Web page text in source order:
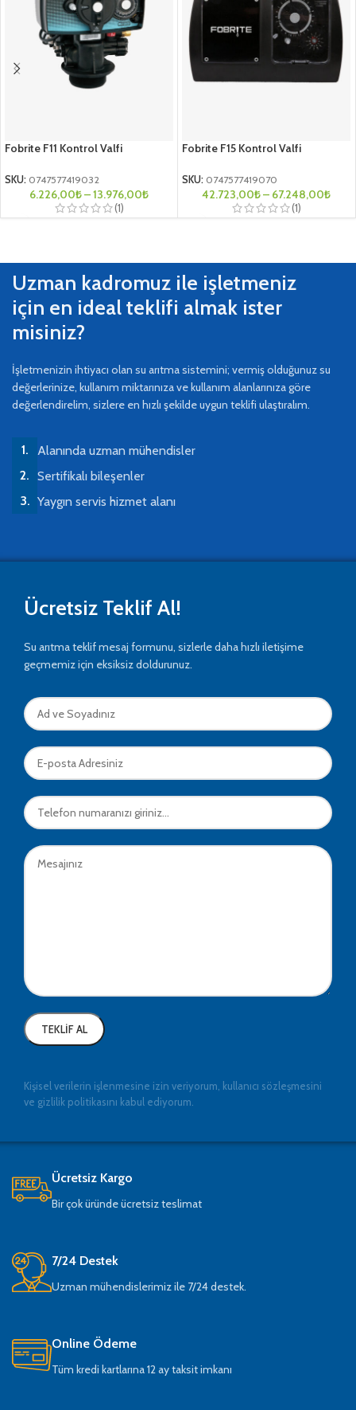
Fobrite F11 Kontrol Valfi
SKU: 0747577419032
6.226,00₺–13.976,00₺
(1)
Fobrite F15 Kontrol Valfi
SKU: 0747577419070
42.723,00₺– 67.248,00₺
(1)
Uzman kadromuz ile işletmeniz
için en ideal teklifi almak ister
misiniz?
İşletmenizin ihtiyacı olan su arıtma sistemini; vermiş olduğunuz su
değerlerinize, kullanım miktarınıza ve kullanım alanlarınıza göre
değerlendirelim, sizlere en hızlı şekilde uygun teklifi ulaştıralım.
Alanında uzman mühendisler
Sertifikalı bileşenler
Yaygın servis hizmet alanı
Ücretsiz Teklif Al!
Su arıtma teklif mesaj formunu, sizlerle daha hızlı iletişime
geçmemiz için eksiksiz doldurunuz.
Kişisel verilerin işlenmesine izin veriyorum, kullanıcı sözleşmesini
ve gizlilik politikasını kabul ediyorum.
Ücretsiz Kargo
Bir çok üründe ücretsiz teslimat
7/24 Destek
Uzman mühendislerimiz ile 7/24 destek.
Online Ödeme
Tüm kredi kartlarına 12 ay taksit imkanı